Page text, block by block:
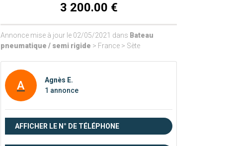
3 200.00 €
Annonce mise à jour le 02/05/2021 dans Bateau
pneumatique / semi rigide > France > Sète
A
Agnès E.
1 annonce
AFFICHER LE N° DE TÉLÉPHONE